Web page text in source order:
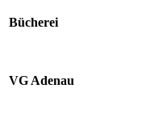
Bücherei
VG Adenau